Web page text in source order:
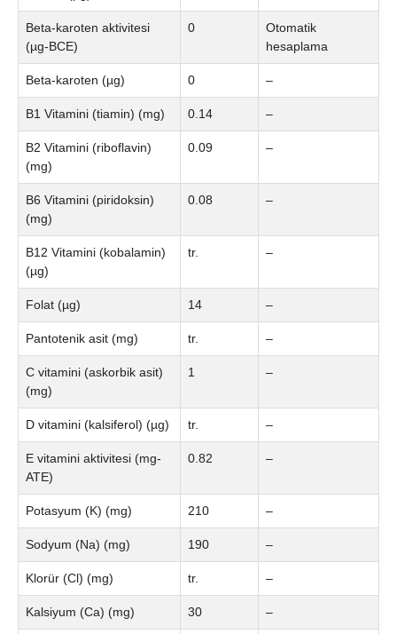
Beta-karoten aktivitesi
(µg-BCE)
0
Otomatik
hesaplama
Beta-karoten (µg) 0 –
B1 Vitamini (tiamin) (mg) 0.14 –
B2 Vitamini (riboflavin)
(mg)
0.09 –
B6 Vitamini (piridoksin)
(mg)
0.08 –
B12 Vitamini (kobalamin)
(µg)
tr. –
Folat (µg) 14 –
Pantotenik asit (mg) tr. –
C vitamini (askorbik asit)
(mg)
1 –
D vitamini (kalsiferol) (µg) tr. –
E vitamini aktivitesi (mg-
ATE)
0.82 –
Potasyum (K) (mg) 210 –
Sodyum (Na) (mg) 190 –
Klorür (Cl) (mg) tr. –
Kalsiyum (Ca) (mg) 30 –